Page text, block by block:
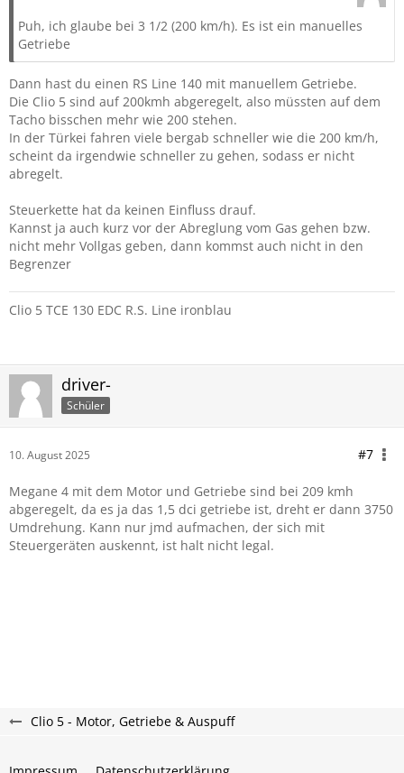
Puh, ich glaube bei 3 1/2 (200 km/h). Es ist ein manuelles
Getriebe
Dann hast du einen RS Line 140 mit manuellem Getriebe.
Die Clio 5 sind auf 200kmh abgeregelt, also müssten auf dem
Tacho bisschen mehr wie 200 stehen.
In der Türkei fahren viele bergab schneller wie die 200 km/h,
scheint da irgendwie schneller zu gehen, sodass er nicht
abregelt.
Steuerkette hat da keinen Einfluss drauf.
Kannst ja auch kurz vor der Abreglung vom Gas gehen bzw.
nicht mehr Vollgas geben, dann kommst auch nicht in den
Begrenzer
Clio 5 TCE 130 EDC R.S. Line ironblau
driver-
Schüler
10. August 2025 #7
Megane 4 mit dem Motor und Getriebe sind bei 209 kmh
abgeregelt, da es ja das 1,5 dci getriebe ist, dreht er dann 3750
Umdrehung. Kann nur jmd aufmachen, der sich mit
Steuergeräten auskennt, ist halt nicht legal.
Clio 5 - Motor, Getriebe & Auspuff